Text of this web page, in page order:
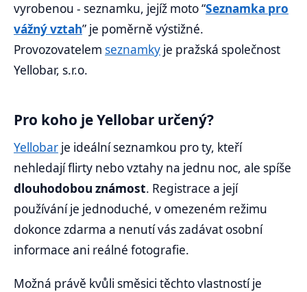
vyrobenou - seznamku, jejíž moto “Seznamka pro
vážný vztah” je poměrně výstižné.
Provozovatelem seznamky je pražská společnost
Yellobar, s.r.o.
Pro koho je Yellobar určený?
Yellobar je ideální seznamkou pro ty, kteří
nehledají flirty nebo vztahy na jednu noc, ale spíše
dlouhodobou známost. Registrace a její
používání je jednoduché, v omezeném režimu
dokonce zdarma a nenutí vás zadávat osobní
informace ani reálné fotografie.
Možná právě kvůli směsici těchto vlastností je